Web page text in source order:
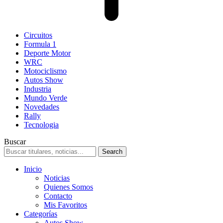
Circuitos
Formula 1
Deporte Motor
WRC
Motociclismo
Autos Show
Industria
Mundo Verde
Novedades
Rally
Tecnologia
Buscar
Inicio
Noticias
Quienes Somos
Contacto
Mis Favoritos
Categorías